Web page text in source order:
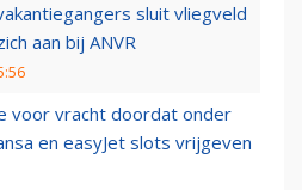
sluit vliegveld
aan bij ANVR
voor vracht doordat onder
en easyJet slots vrijgeven